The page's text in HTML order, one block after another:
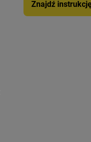
Znajdź